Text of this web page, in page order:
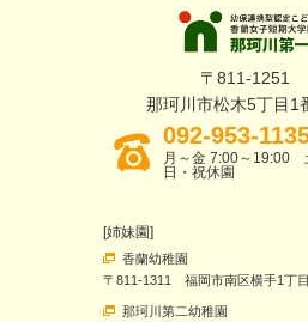
〒811-1251
那珂川市松木5丁目1
092-953-
月～金 7:00～19:00
日・祝休園
[姉妹園]
香蘭幼稚園
〒811-1311 福岡市南区横手1丁
那珂川第二幼稚園